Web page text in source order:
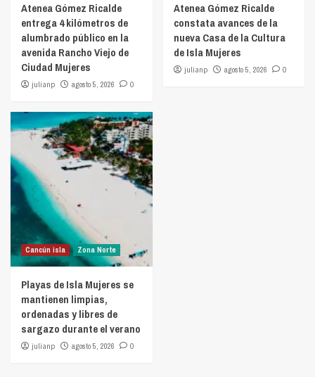
Atenea Gómez Ricalde
entrega 4 kilómetros de
alumbrado público en la
avenida Rancho Viejo de
Ciudad Mujeres
julianp agosto 5, 2026 0
Atenea Gómez Ricalde
constata avances de la
nueva Casa de la Cultura
de Isla Mujeres
julianp agosto 5, 2026 0
Cancún isla Zona Norte
Playas de Isla Mujeres se
mantienen limpias,
ordenadas y libres de
sargazo durante el verano
julianp agosto 5, 2026 0